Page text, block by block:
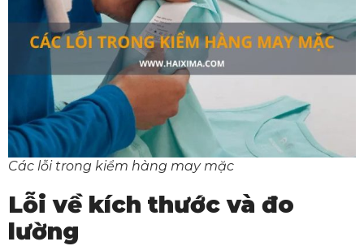
Các lỗi trong kiểm hàng may mặc
Lỗi về kích thước và đo
lường